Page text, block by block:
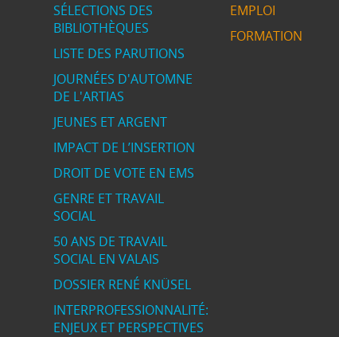
SÉLECTIONS DES
BIBLIOTHÈQUES
LISTE DES PARUTIONS
JOURNÉES D'AUTOMNE
DE L'ARTIAS
JEUNES ET ARGENT
IMPACT DE L’INSERTION
DROIT DE VOTE EN EMS
GENRE ET TRAVAIL
SOCIAL
50 ANS DE TRAVAIL
SOCIAL EN VALAIS
DOSSIER RENÉ KNÜSEL
INTERPROFESSIONNALITÉ:
ENJEUX ET PERSPECTIVES
EMPLOI
FORMATION